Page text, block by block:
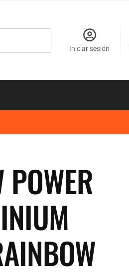
Iniciar sesión
POWER